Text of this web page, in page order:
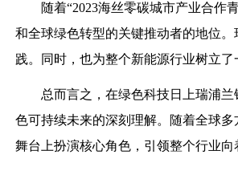
随着“2023海丝零碳城市产业合作
和全球绿色转型的关键推动者的地位
践。同时，也为整个新能源行业树立
总而言之，在绿色科技日上瑞浦
色可持续未来的深刻理解。随着全球
舞台上扮演核心角色，引领整个行业